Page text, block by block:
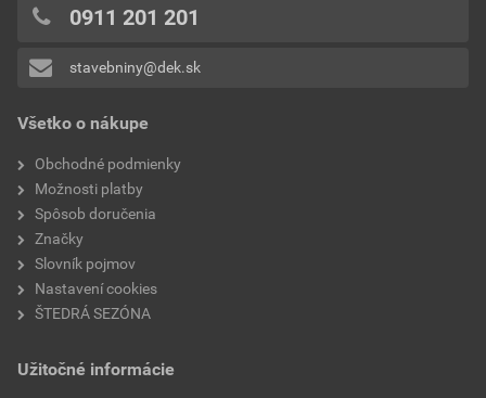
Pridávať hodnotenie môže iba prihlásený užívateľ.
Všetko o nákupe
Obchodné podmienky
Možnosti platby
Spôsob doručenia
Značky
Slovník pojmov
Nastavení cookies
ŠTEDRÁ SEZÓNA
Užitočné informácie
0911 201 201
stavebniny@dek.sk